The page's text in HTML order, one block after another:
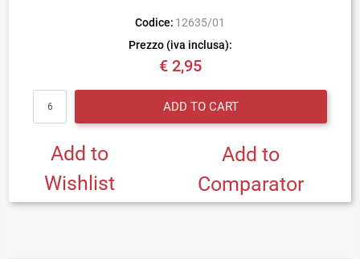
Codice: 12635/01
Prezzo (iva inclusa):
€ 2,95
ADD TO CART
Add to
Wishlist
Add to
Comparator